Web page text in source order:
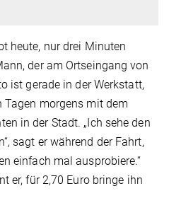
heute, nur drei Minuten
der am Ortseingang von
ist gerade in der Werkstatt,
morgens mit dem
in der Stadt. „Ich sehe den
sagt er während der Fahrt,
einfach mal ausprobiere.“
er, für 2,70 Euro bringe ihn